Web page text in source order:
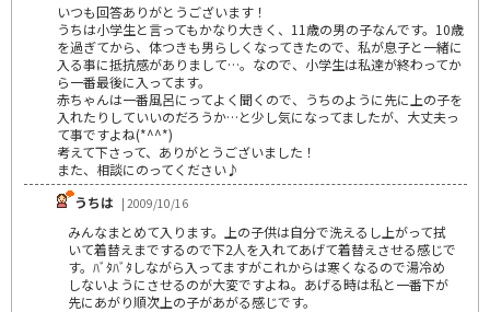
いつも回答ありがとうございます！
うちは小学生と言ってもかなり大きく、11歳の男の子なんです。10歳
を過ぎてから、体つきも男らしくなってきたので、私が息子と一緒に
入る事に抵抗感がありまして…。なので、小学生は私達が終わってか
ら一番最後に入ってます。
赤ちゃんは一番風呂にってよく聞くので、うちのように先に上の子を
入れたりしていいのだろうか…と少し気になってましたが、大丈夫っ
て事ですよね(*^^*)
考えて下さって、ありがとうございました！
また、相談にのってください♪
うちは | 2009/10/16
みんなまとめて入ります。上の子供は自分で洗えるし上がって拭
いて着替えまでするので下2人を入れてあげて着替えさせる感じで
す。ﾊﾞﾀﾊﾞﾀしながら入ってますがこれからは寒くなるので湯冷め
しないようにさせるのが大変ですよね。あげる時は私と一番下が
先にあがり順次上の子があがる感じです。